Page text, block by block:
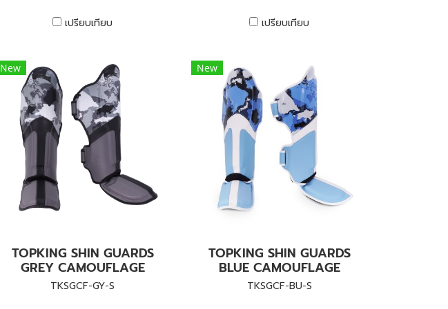
เปรียบเทียบ เปรียบเทียบ
New
TOPKING SHIN GUARDS
GREY CAMOUFLAGE
TKSGCF-GY-S
New
TOPKING SHIN GUARDS
BLUE CAMOUFLAGE
TKSGCF-BU-S